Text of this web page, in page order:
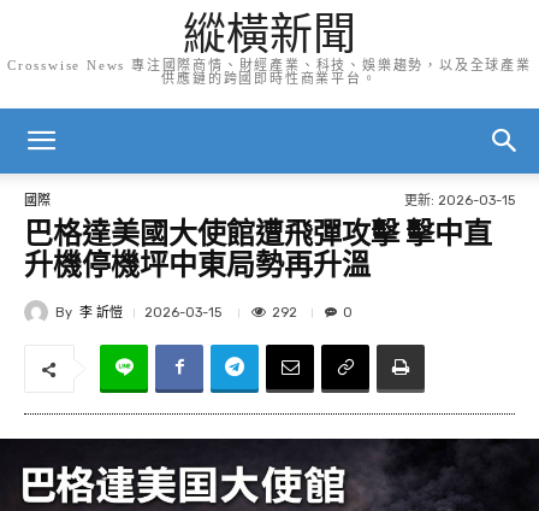
縱橫新聞
Crosswise News 專注國際商情、財經產業、科技、娛樂趨勢，以及全球產業
供應鏈的跨國即時性商業平台。
國際 更新: 2026-03-15
巴格達美國大使館遭飛彈攻擊 擊中直
升機停機坪中東局勢再升溫
By 李 訢愷 2026-03-15 292 0